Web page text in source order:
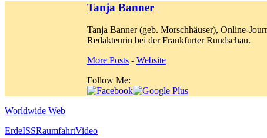
Tanja Banner
Tanja Banner (geb. Morschhäuser), Online-
Redakteurin bei der Frankfurter Rundschau.
More Posts - Website
Follow Me:
Worldwide Web
ErdeISSRaumfahrtVideo